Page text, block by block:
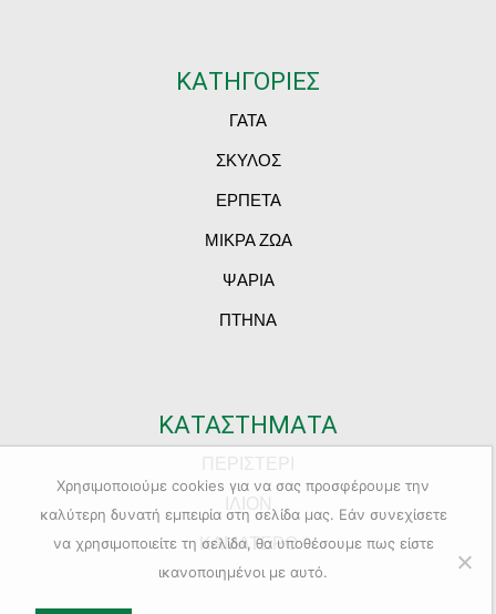
ΚΑΤΗΓΟΡΙΕΣ
ΓΑΤΑ
ΣΚΥΛΟΣ
ΕΡΠΕΤΑ
ΜΙΚΡΑ ΖΩΑ
ΨΑΡΙΑ
ΠΤΗΝΑ
ΚΑΤΑΣΤΗΜΑΤΑ
ΚΑΜΑΤΕΡΟ
Χρησιμοποιούμε cookies για να σας προσφέρουμε την
καλύτερη δυνατή εμπειρία στη σελίδα μας. Εάν συνεχίσετε
να χρησιμοποιείτε τη σελίδα, θα υποθέσουμε πως είστε
ικανοποιημένοι με αυτό.